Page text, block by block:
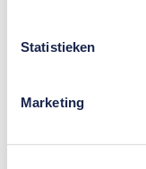
Statistieken
Marketing